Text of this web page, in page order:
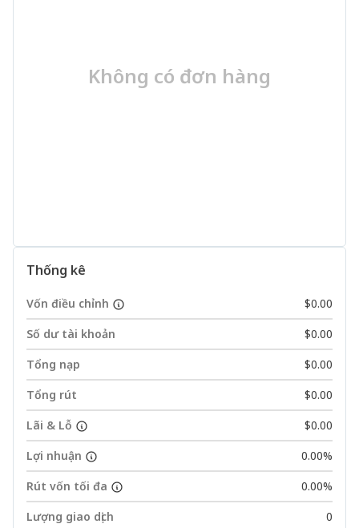
Không có đơn hàng
Thống kê
Vốn điều chỉnh
$0.00
Số dư tài khoản
$0.00
Tổng nạp
$0.00
Tổng rút
$0.00
Lãi & Lỗ
$0.00
Lợi nhuận
0.00%
Rút vốn tối đa
0.00%
Lượng giao dịch
0